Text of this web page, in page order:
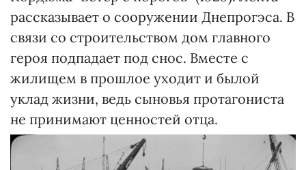
рассказывает о сооружении Днепрогэса. В
связи со строительством дом главного
героя подпадает под снос. Вместе с
жилищем в прошлое уходит и былой
уклад жизни, ведь сыновья протагониста
не принимают ценностей отца.